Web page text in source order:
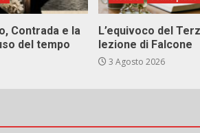
Contrada e la
del tempo
L’equivoco del
lezione di Falcone
3 Agosto 2026